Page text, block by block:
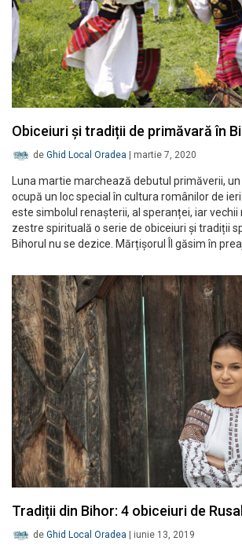
Obiceiuri și tradiții de primăvară în
de Ghid Local Oradea martie 7, 2020
Luna martie marchează debutul primăverii,
ocupă un loc special în cultura românilor de
este simbolul renașterii, al speranței, iar vechii
zestre spirituală o serie de obiceiuri și tradiții
Bihorul nu se dezice. Mărțișorul Îl găsim în
Tradiții din Bihor: 4 obiceiuri de
de Ghid Local Oradea iunie 13, 2019